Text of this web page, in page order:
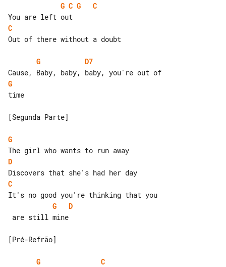
G C G
C
C
Out of there without a doubt
G
D7
G
time
[Segunda Parte]
G
D
C
G
D
[Pré-Refrão]
G
C